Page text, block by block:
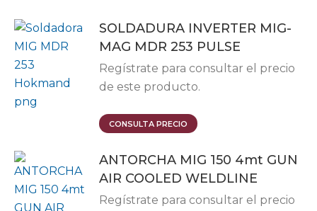
SOLDADURA INVERTER MIG-
MAG MDR 253 PULSE
Regístrate para consultar el precio
de este producto.
CONSULTA PRECIO
ANTORCHA MIG 150 4mt GUN
AIR COOLED WELDLINE
Regístrate para consultar el precio